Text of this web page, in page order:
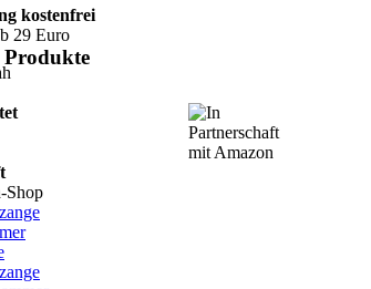
kostenfrei
29 Euro
Shop
Produkte